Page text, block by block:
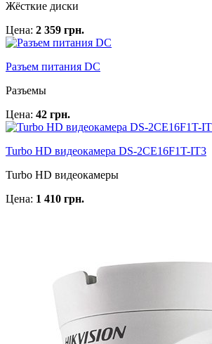
Жёсткие диски
Цена: 2 359 грн.
Разъем питания DC
Разъемы
Цена: 42 грн.
Turbo HD видеокамера DS-2CE16F1T-IT3
Turbo HD видеокамеры
Цена: 1 410 грн.